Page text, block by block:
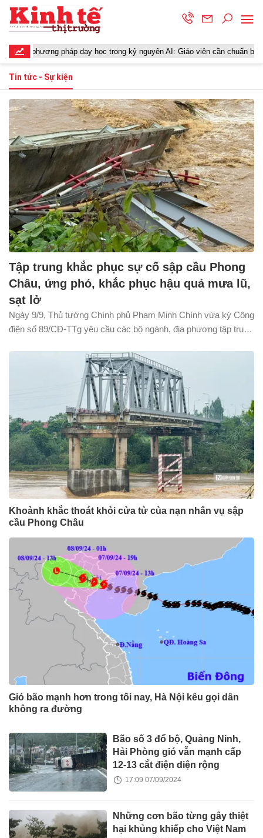
phương pháp dạy học trong kỷ nguyên AI: Giáo viên cần chuẩn bị gì?
Tin tức - Sự kiện
Tập trung khắc phục sự cố sập cầu Phong
Châu, ứng phó, khắc phục hậu quả mưa lũ,
sạt lở
Ngày 9/9, Thủ tướng Chính phủ Phạm Minh Chính vừa ký Công
điện số 89/CĐ-TTg yêu cầu các bộ ngành, địa phương tập trung
ứng phó, khắc phục hậu quả mưa lũ, sạt lở đất, lũ ống, lũ quét
tại các tỉnh miền núi, trung du Bắc Bộ.
Khoảnh khắc thoát khỏi cửa tử của nạn nhân vụ sập
cầu Phong Châu
Gió bão mạnh hơn trong tối nay, Hà Nội kêu gọi dân
không ra đường
Bão số 3 đổ bộ, Quảng Ninh,
Hải Phòng gió vẫn mạnh cấp
12-13 cắt điện diện rộng
17:09 07/09/2024
Những cơn bão từng gây thiệt
hại khủng khiếp cho Việt Nam